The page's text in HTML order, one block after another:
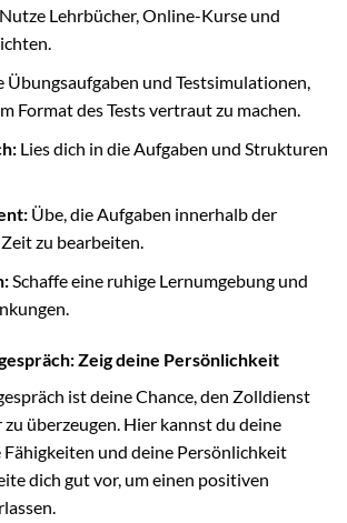
Lehrbücher, Online-Kurse und
und Testsimulationen,
Format des Tests vertraut zu machen.
Lies dich in die Aufgaben und Strukturen
Übe, die Aufgaben innerhalb der
zu bearbeiten.
Schaffe eine ruhige Lernumgebung und
Zeig deine Persönlichkeit
ist deine Chance, den Zolldienst
überzeugen. Hier kannst du deine
und deine Persönlichkeit
dich gut vor, um einen positiven